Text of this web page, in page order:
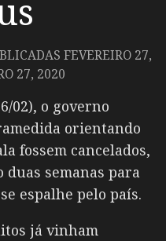
FEVEREIRO 27,
27, 2020
02), o governo
orientando
fossem cancelados,
semanas para
espalhe pelo país.
já vinham